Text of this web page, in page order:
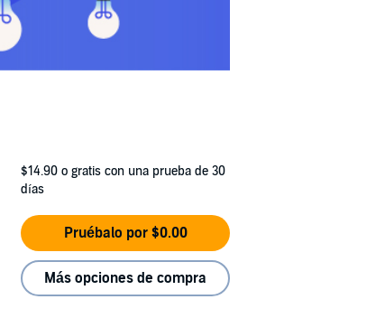
$14.90 o gratis con una prueba de 30
días
Pruébalo por $0.00
Más opciones de compra